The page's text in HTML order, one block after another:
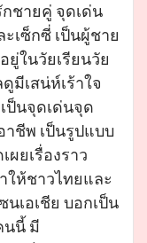
ชายคู่ จุดเด่น
เซ็กซี่ เป็นผู้ชาย
ในวัยเรียนวัย
มีเสน่ห์เร้าใจ
ป็นจุดเด่นจุด
าชีพ เป็นรูปแบบ
ยเรื่องราว
ให้ชาวไทยและ
เอเชีย บอกเป็น
นนี้ มี